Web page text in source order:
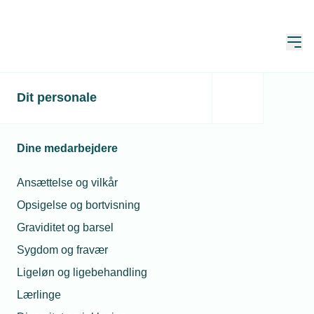
Dit personale
Dine medarbejdere
Ansættelse og vilkår
Opsigelse og bortvisning
Graviditet og barsel
Sygdom og fravær
Ligeløn og ligebehandling
Lærlinge
Gør det, vi ved virker